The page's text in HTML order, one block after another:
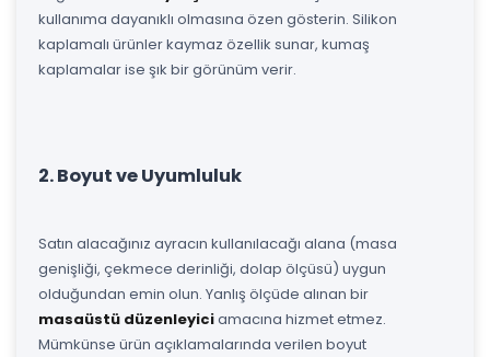
kullanıma dayanıklı olmasına özen gösterin. Silikon
kaplamalı ürünler kaymaz özellik sunar, kumaş
kaplamalar ise şık bir görünüm verir.
2. Boyut ve Uyumluluk
Satın alacağınız ayracın kullanılacağı alana (masa
genişliği, çekmece derinliği, dolap ölçüsü) uygun
olduğundan emin olun. Yanlış ölçüde alınan bir
masaüstü düzenleyiciamacına hizmet etmez.
Mümkünse ürün açıklamalarında verilen boyut